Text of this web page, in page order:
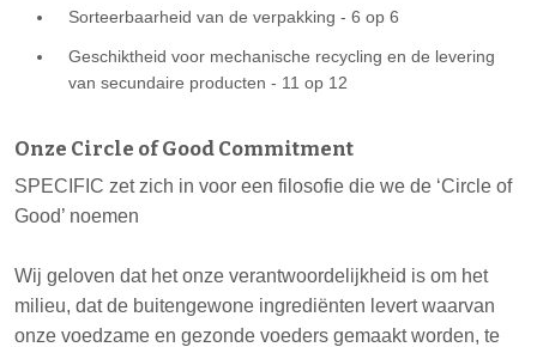
Sorteerbaarheid van de verpakking - 6 op 6
Geschiktheid voor mechanische recycling en de levering
van secundaire producten - 11 op 12
Onze Circle of Good Commitment
SPECIFIC zet zich in voor een filosofie die we de ‘Circle of
Good’ noemen
Wij geloven dat het onze verantwoordelijkheid is om het
milieu, dat de buitengewone ingrediënten levert waarvan
onze voedzame en gezonde voeders gemaakt worden, te